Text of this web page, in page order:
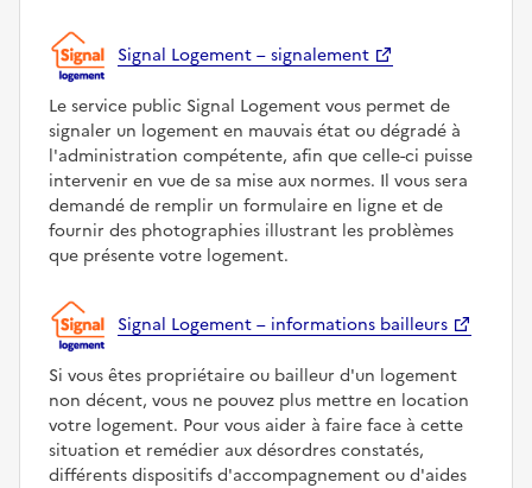
Signal Logement – signalement
Le service public Signal Logement vous permet de
signaler un logement en mauvais état ou dégradé à
l'administration compétente, afin que celle-ci puisse
intervenir en vue de sa mise aux normes. Il vous sera
demandé de remplir un formulaire en ligne et de
fournir des photographies illustrant les problèmes
que présente votre logement.
Signal Logement – informations bailleurs
Si vous êtes propriétaire ou bailleur d'un logement
non décent, vous ne pouvez plus mettre en location
votre logement. Pour vous aider à faire face à cette
situation et remédier aux désordres constatés,
différents dispositifs d'accompagnement ou d'aides